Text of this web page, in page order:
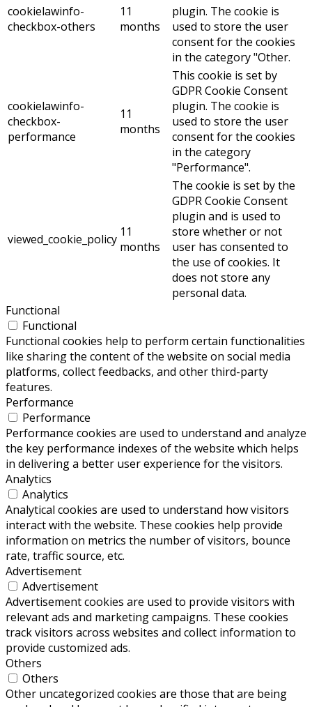
cookielawinfo-
checkbox-others
11
months
plugin. The cookie is
used to store the user
consent for the cookies
in the category "Other.
cookielawinfo-
checkbox-
performance
11
months
This cookie is set by
GDPR Cookie Consent
plugin. The cookie is
used to store the user
consent for the cookies
in the category
"Performance".
viewed_cookie_policy 11
months
The cookie is set by the
GDPR Cookie Consent
plugin and is used to
store whether or not
user has consented to
the use of cookies. It
does not store any
personal data.
Functional
Functional
Functional cookies help to perform certain functionalities
like sharing the content of the website on social media
platforms, collect feedbacks, and other third-party
features.
Performance
Performance
Performance cookies are used to understand and analyze
the key performance indexes of the website which helps
in delivering a better user experience for the visitors.
Analytics
Analytics
Analytical cookies are used to understand how visitors
interact with the website. These cookies help provide
information on metrics the number of visitors, bounce
rate, traffic source, etc.
Advertisement
Advertisement
Advertisement cookies are used to provide visitors with
relevant ads and marketing campaigns. These cookies
track visitors across websites and collect information to
provide customized ads.
Others
Others
Other uncategorized cookies are those that are being